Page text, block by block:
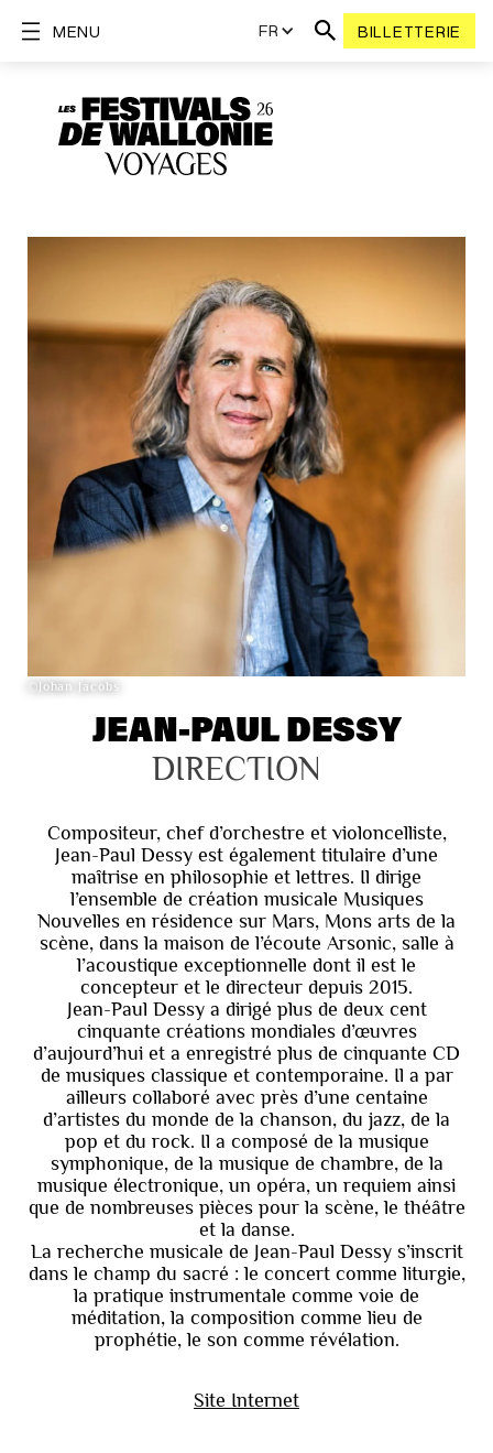
FR BILLETTERIE
MENU
©Johan Jacobs
JEAN-PAUL DESSY
DIRECTION
Compositeur, chef d’orchestre et violoncelliste,
Jean-Paul Dessy est également titulaire d’une
maîtrise en philosophie et lettres. Il dirige
l’ensemble de création musicale Musiques
Nouvelles en résidence sur Mars, Mons arts de la
scène, dans la maison de l’écoute Arsonic, salle à
l’acoustique exceptionnelle dont il est le
concepteur et le directeur depuis 2015.
Jean-Paul Dessy a dirigé plus de deux cent
cinquante créations mondiales d’œuvres
d’aujourd’hui et a enregistré plus de cinquante CD
de musiques classique et contemporaine. Il a par
ailleurs collaboré avec près d’une centaine
d’artistes du monde de la chanson, du jazz, de la
pop et du rock. Il a composé de la musique
symphonique, de la musique de chambre, de la
musique électronique, un opéra, un requiem ainsi
que de nombreuses pièces pour la scène, le théâtre
et la danse.
La recherche musicale de Jean-Paul Dessy s’inscrit
dans le champ du sacré : le concert comme liturgie,
la pratique instrumentale comme voie de
méditation, la composition comme lieu de
prophétie, le son comme révélation.
Site Internet